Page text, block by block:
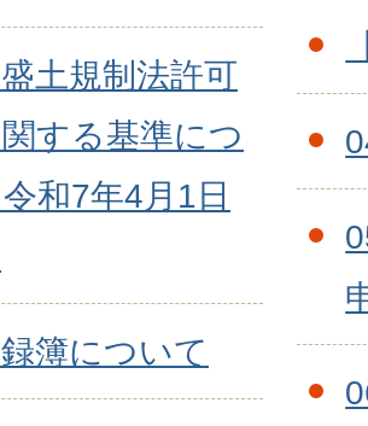
土規制法許可
する基準につ
和7年4月1日
簿について